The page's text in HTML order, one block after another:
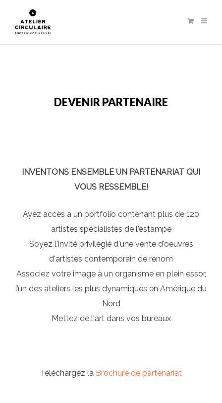
DEVENIR PARTENAIRE
INVENTONS ENSEMBLE UN PARTENARIAT QUI
VOUS RESSEMBLE!
Ayez accès à un portfolio contenant plus de 120
artistes spécialistes de l'estampe
Soyez l'invité privilégié d'une vente d'oeuvres
d'artistes contemporain de renom
Associez votre image à un organisme en plein essor,
l’un des ateliers les plus dynamiques en Amérique du
Nord
Mettez de l'art dans vos bureaux
Téléchargez la Brochure de partenariat